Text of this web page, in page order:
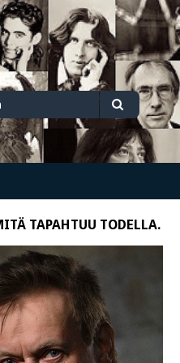
Search
TAPAHTUU TODELLA.